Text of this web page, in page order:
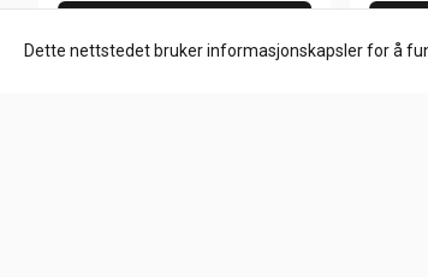
Dette nettstedet bruker informasjonskapsler for å